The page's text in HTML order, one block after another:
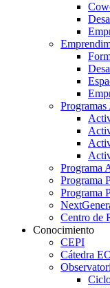
Programa
Programa
Programa
Centro de
Conocimiento
CEPI
Cátedra